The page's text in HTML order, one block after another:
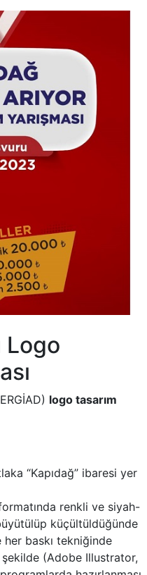
Logo
logo tasarım
“Kapıdağ” ibaresi yer
renkli ve siyah-
küçültüldüğünde
baskı tekniğinde
(Adobe Illustrator,